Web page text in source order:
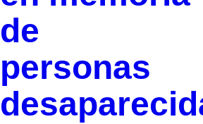
de
personas